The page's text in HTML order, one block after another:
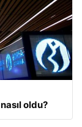
oldu?